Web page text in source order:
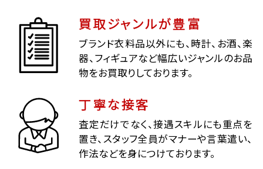
買取ジャンルが豊富
ブランド衣料品以外にも、時計、お酒、楽
器、フィギュアなど幅広いジャンルのお品
物をお買取りしております。
丁寧な接客
査定だけでなく、接遇スキルにも重点を
置き、スタッフ全員がマナーや言葉遣い、
作法などを身につけております。